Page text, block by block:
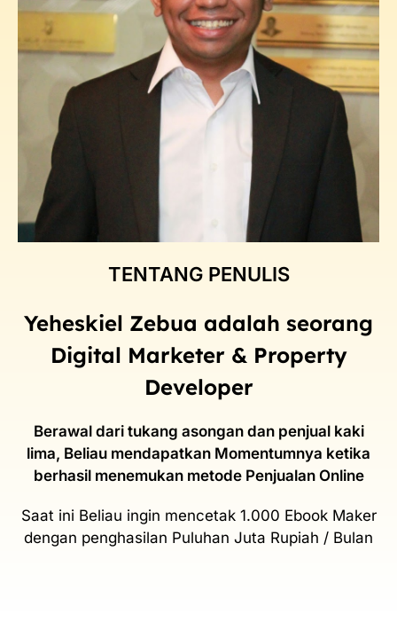
TENTANG PENULIS
Yeheskiel Zebua adalah seorang
Digital Marketer & Property
Developer
Berawal dari tukang asongan dan penjual kaki
lima, Beliau mendapatkan Momentumnya ketika
berhasil menemukan metode Penjualan Online
Saat ini Beliau ingin mencetak 1.000 Ebook Maker
dengan penghasilan Puluhan Juta Rupiah / Bulan